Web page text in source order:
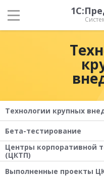
Технологии крупных
Бета-тестирование
Центры корпоративной
(ЦКТП)
Выполненные проекты